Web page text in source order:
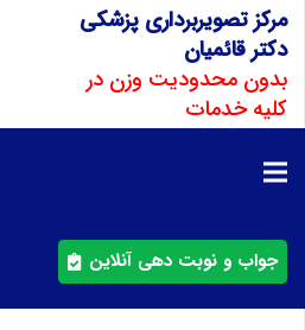
مرکز تصویربرداری پزشکی
دکتر قائمیان
بدون محدودیت وزن در
کلیه خدمات
جواب و نوبت دهی آنلاین